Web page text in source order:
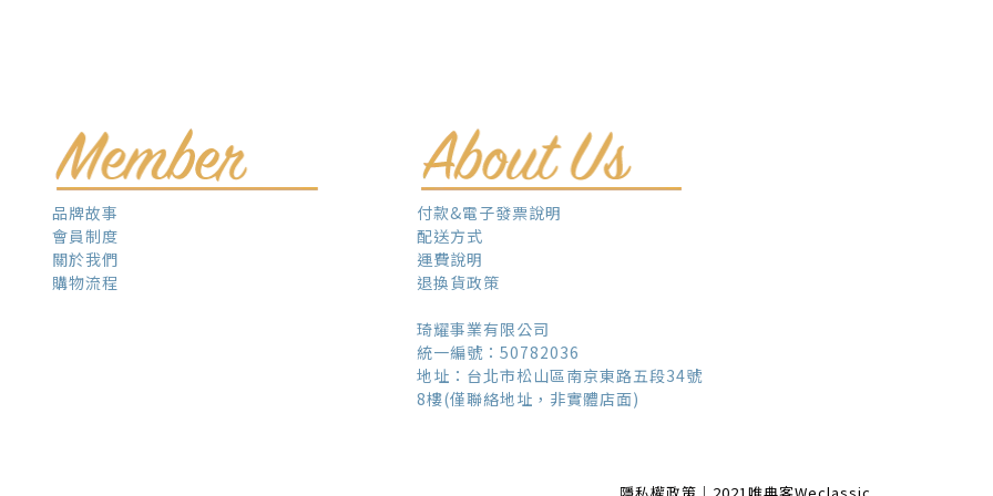
品牌故事
會員制度
關於我們
購物流程
付款&電子發票說明
配送方式
運費說明
退換貨政策
琦耀事業有限公司
統一編號：50782036
地址：台北市松山區南京東路五段34號
8樓(僅聯絡地址，非實體店面)
隱私權政策｜2021唯典客Weclassic